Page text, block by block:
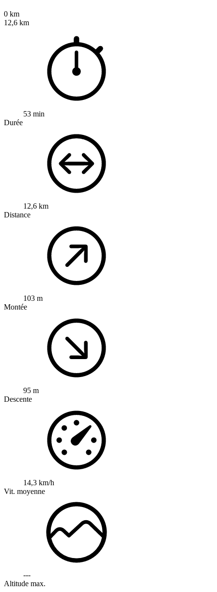
0 km
12,6 km
53 min
Durée
12,6 km
Distance
103 m
Montée
95 m
Descente
14,3 km/h
Vit. moyenne
---
Altitude max.